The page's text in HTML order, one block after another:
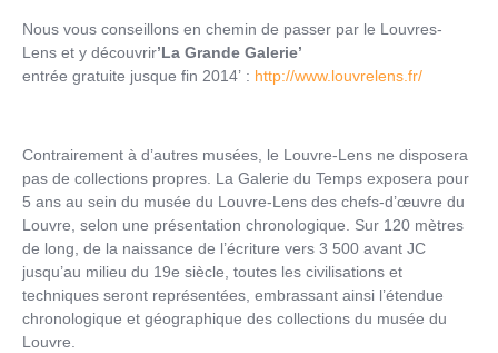
Nous vous conseillons en chemin de passer par le Louvres-
Lens et y découvrir’La Grande Galerie’
entrée gratuite jusque fin 2014’ : http://www.louvrelens.fr/
Contrairement à d’autres musées, le Louvre-Lens ne disposera
pas de collections propres. La Galerie du Temps exposera pour
5 ans au sein du musée du Louvre-Lens des chefs-d’œuvre du
Louvre, selon une présentation chronologique. Sur 120 mètres
de long, de la naissance de l’écriture vers 3 500 avant JC
jusqu’au milieu du 19e siècle, toutes les civilisations et
techniques seront représentées, embrassant ainsi l’étendue
chronologique et géographique des collections du musée du
Louvre.